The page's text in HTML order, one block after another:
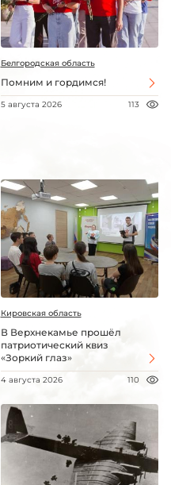
Белгородская область
Помним и гордимся!
5 августа 2026 113
Кировская область
В Верхнекамье прошёл
патриотический квиз
«Зоркий глаз»
4 августа 2026 110